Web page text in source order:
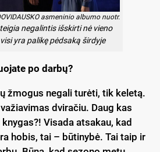
asmeninio albumo nuotr.
negalintis išskirti nė vieno
yra palikę pėdsaką širdyje
po darbų?
žmogus negali turėti, tik keletą.
dviračiu. Daug kas
Visada atsakau, kad
hobis, tai – būtinybė. Tai taip ir